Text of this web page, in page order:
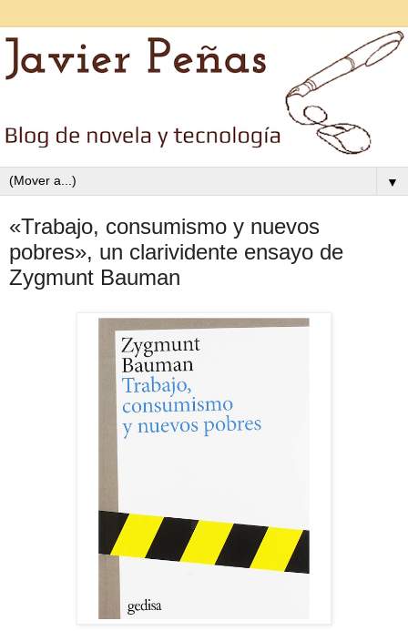
▼
«Trabajo, consumismo y nuevos
pobres», un clarividente ensayo de
Zygmunt Bauman